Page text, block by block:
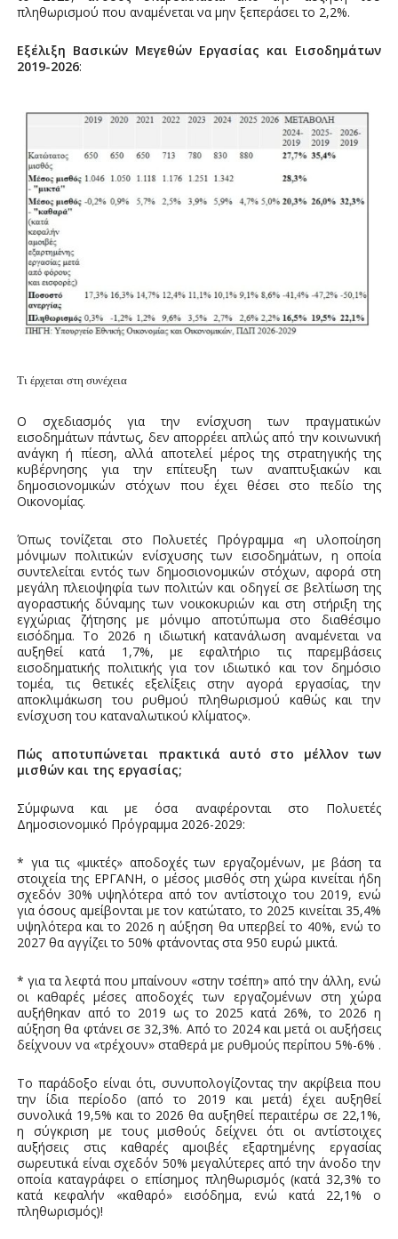
πληθωρισμού που αναμένεται να μην ξεπεράσει το 2,2%.
Εξέλιξη Βασικών Μεγεθών Εργασίας και Εισοδημάτων
2019-2026:
Τι έρχεται στη συνέχεια
Ο σχεδιασμός για την ενίσχυση των πραγματικών
εισοδημάτων πάντως, δεν απορρέει απλώς από την κοινωνική
ανάγκη ή πίεση, αλλά αποτελεί μέρος της στρατηγικής της
κυβέρνησης για την επίτευξη των αναπτυξιακών και
δημοσιονομικών στόχων που έχει θέσει στο πεδίο της
Οικονομίας.
Όπως τονίζεται στο Πολυετές Πρόγραμμα «η υλοποίηση
μόνιμων πολιτικών ενίσχυσης των εισοδημάτων, η οποία
συντελείται εντός των δημοσιονομικών στόχων, αφορά στη
μεγάλη πλειοψηφία των πολιτών και οδηγεί σε βελτίωση της
αγοραστικής δύναμης των νοικοκυριών και στη στήριξη της
εγχώριας ζήτησης με μόνιμο αποτύπωμα στο διαθέσιμο
εισόδημα. Το 2026 η ιδιωτική κατανάλωση αναμένεται να
αυξηθεί κατά 1,7%, με εφαλτήριο τις παρεμβάσεις
εισοδηματικής πολιτικής για τον ιδιωτικό και τον δημόσιο
τομέα, τις θετικές εξελίξεις στην αγορά εργασίας, την
αποκλιμάκωση του ρυθμού πληθωρισμού καθώς και την
ενίσχυση του καταναλωτικού κλίματος».
Πώς αποτυπώνεται πρακτικά αυτό στο μέλλον των
μισθών και της εργασίας;
Σύμφωνα και με όσα αναφέρονται στο Πολυετές
Δημοσιονομικό Πρόγραμμα 2026-2029:
* για τις «μικτές» αποδοχές των εργαζομένων, με βάση τα
στοιχεία της ΕΡΓΑΝΗ, ο μέσος μισθός στη χώρα κινείται ήδη
σχεδόν 30% υψηλότερα από τον αντίστοιχο του 2019, ενώ
για όσους αμείβονται με τον κατώτατο, το 2025 κινείται 35,4%
υψηλότερα και το 2026 η αύξηση θα υπερβεί το 40%, ενώ το
2027 θα αγγίζει το 50% φτάνοντας στα 950 ευρώ μικτά.
* για τα λεφτά που μπαίνουν «στην τσέπη» από την άλλη, ενώ
οι καθαρές μέσες αποδοχές των εργαζομένων στη χώρα
αυξήθηκαν από το 2019 ως το 2025 κατά 26%, το 2026 η
αύξηση θα φτάνει σε 32,3%. Από το 2024 και μετά οι αυξήσεις
δείχνουν να «τρέχουν» σταθερά με ρυθμούς περίπου 5%-6% .
Το παράδοξο είναι ότι, συνυπολογίζοντας την ακρίβεια που
την ίδια περίοδο (από το 2019 και μετά) έχει αυξηθεί
συνολικά 19,5% και το 2026 θα αυξηθεί περαιτέρω σε 22,1%,
η σύγκριση με τους μισθούς δείχνει ότι οι αντίστοιχες
αυξήσεις στις καθαρές αμοιβές εξαρτημένης εργασίας
σωρευτικά είναι σχεδόν 50% μεγαλύτερες από την άνοδο την
οποία καταγράφει ο επίσημος πληθωρισμός (κατά 32,3% το
κατά κεφαλήν «καθαρό» εισόδημα, ενώ κατά 22,1% ο
πληθωρισμός)!